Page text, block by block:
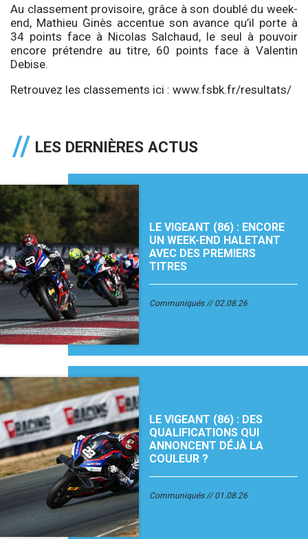
Au classement provisoire, grâce à son doublé du week-
end, Mathieu Ginès accentue son avance qu’il porte à
34 points face à Nicolas Salchaud, le seul à pouvoir
encore prétendre au titre, 60 points face à Valentin
Debise.
Retrouvez les classements ici : www.fsbk.fr/resultats/
LES DERNIÈRES ACTUS
LE VIGEANT (86) : ENCORE
UN WEEK-END HALETANT
AVEC DES PREMIERS
TITRES
Communiqués 02.08.26
LE VIGEANT (86) : DES
QUALIFICATIONS QUI
ANNONCENT DÉJÀ LA
COULEUR ?
Communiqués 01.08.26